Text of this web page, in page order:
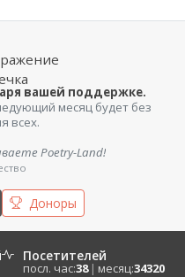
вашей поддержке.
месяц будет без
всех.
Poetry-Land!
Доноры
Посетителей
посл. час:38 | месяц:34320